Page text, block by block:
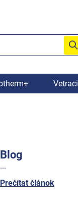
Blog
...
Prečítat článok